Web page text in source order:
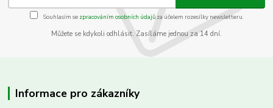
Souhlasím se zpracováním osobních údajůza účelem rozesílky newsletteru.
Můžete se kdykoli odhlásit. Zasíláme jednou za 14 dní.
Informace pro zákazníky